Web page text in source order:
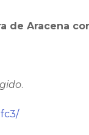
de Aracena
.